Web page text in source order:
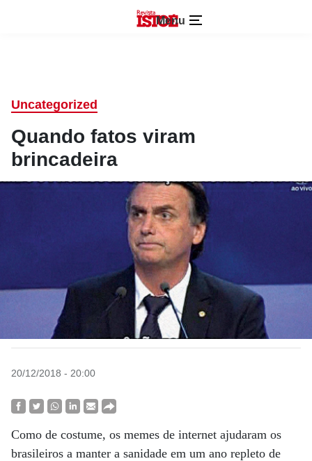
Menu
Uncategorized
Quando fatos viram
brincadeira
20/12/2018 - 20:00
Como de costume, os memes de internet ajudaram os
brasileiros a manter a sanidade em um ano repleto de